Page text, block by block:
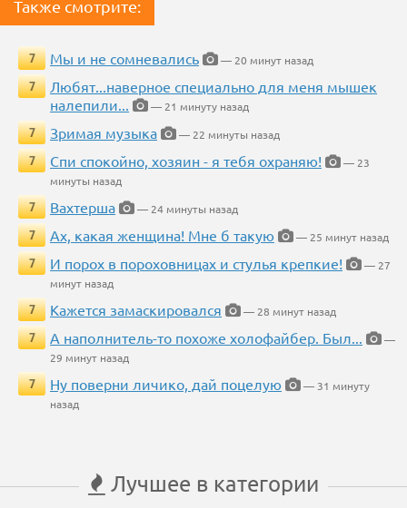
Также смотрите:
7 Мы и не сомневались
— 20 минут назад
7
Любят...наверное специально для меня мышек
налепили...
— 21 минуту назад
7
Зримая музыка
— 22 минуты назад
7
Спи спокойно, хозяин - я тебя охраняю!
— 23
минуты назад
7
Вахтерша
— 24 минуты назад
7
Ах, какая женщина! Мне б такую
— 25 минут назад
7
И порох в пороховницах и стулья крепкие!
— 27
минут назад
7
Кажется замаскировался
— 28 минут назад
7
А наполнитель-то похоже холофайбер. Был...
—
29 минут назад
7
Ну поверни личико, дай поцелую
— 31 минуту
назад
Лучшее в категории